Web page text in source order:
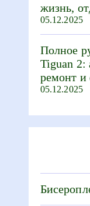
жизнь,
05.12.2025
Полное
Tiguan 2:
ремонт и
05.12.2025